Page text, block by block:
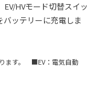
HVモード切替スイッ
ッテリーに充電しま
ます。 ■EV：電気自動